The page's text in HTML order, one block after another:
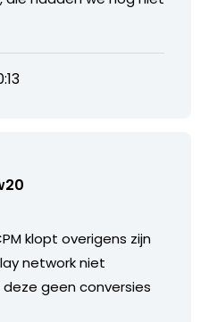
klopt overigens zijn
network niet
geen conversies